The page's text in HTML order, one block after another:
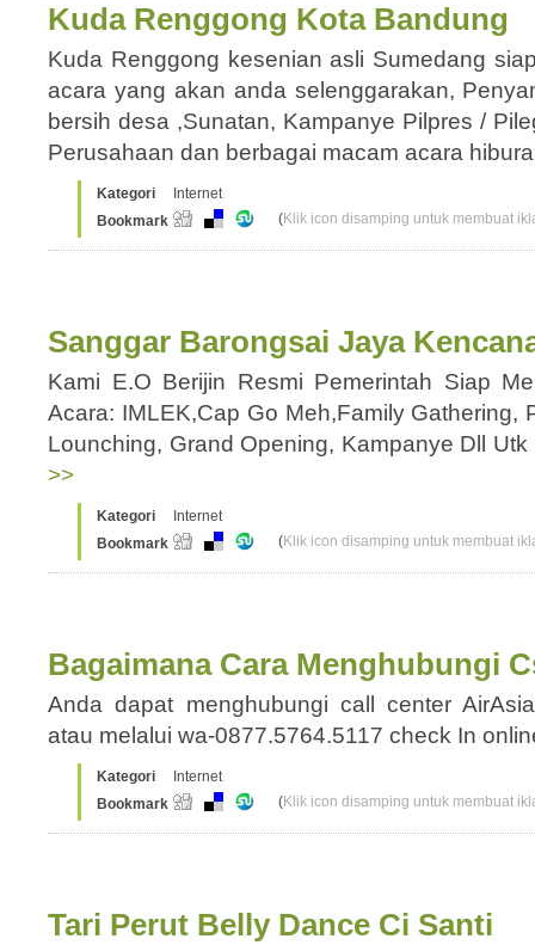
Kuda Renggong Kota Bandung
Kuda Renggong kesenian asli Sumedang
acara yang akan anda selenggarakan,
bersih desa ,Sunatan, Kampanye Pilpres /
Perusahaan dan berbagai macam acara
Kategori
Internet
Bookmark
(Klik icon disamping untuk membuat
Sanggar Barongsai Jaya
Kami E.O Berijin Resmi Pemerintah Siap
Acara: IMLEK,Cap Go Meh,Family Gathering,
Lounching, Grand Opening, Kampanye Dll
>>
Kategori
Internet
Bookmark
(Klik icon disamping untuk membuat
Bagaimana Cara Menghubungi
Anda dapat menghubungi call center
atau melalui wa-0877.5764.5117 check In
Kategori
Internet
Bookmark
(Klik icon disamping untuk membuat
Tari Perut Belly Dance Ci Santi